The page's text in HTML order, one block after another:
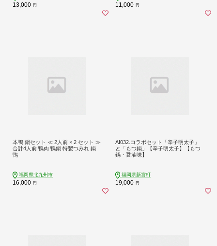
13,000 円 11,000 円
本鴨 鍋セット ≪ 2人前 × 2 セット ≫
合計4人前 鴨肉 鴨鍋 特製つみれ 鍋
鴨
福岡県北九州市
16,000 円
AI032.コラボセット「辛子明太子」
と「もつ鍋」【辛子明太子】【もつ
鍋・醤油味】
福岡県新宮町
19,000 円